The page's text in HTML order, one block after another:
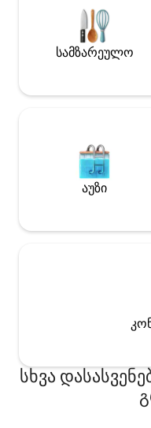
აღჭურვილია ისეთი
პირობებით,
კონდიციონერი,
პარკირების ადგილი
Შეიგრძენით დელტის
სამზარეულო
აუზი
სხვა